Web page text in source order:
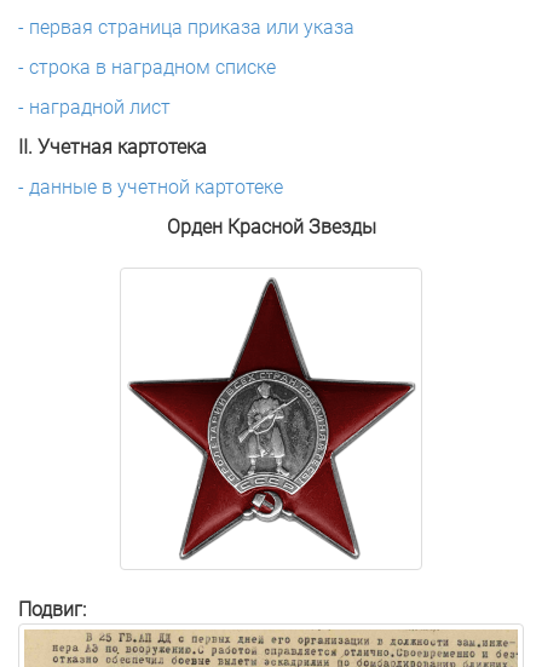
- первая страница приказа или указа
- строка в наградном списке
- наградной лист
II. Учетная картотека
- данные в учетной картотеке
Орден Красной Звезды
Подвиг: